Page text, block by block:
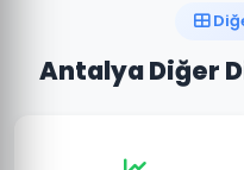
Antalya Diğer